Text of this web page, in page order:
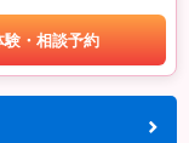
験・相談予約